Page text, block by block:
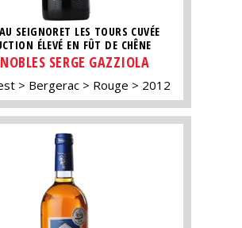
SEIGNORET LES TOURS CUVÉE
ÉLEVÉ EN FÛT DE CHÊNE
SERGE GAZZIOLA
Bergerac Rouge 2012